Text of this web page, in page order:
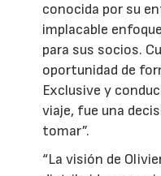
conocida por su
implacable
para sus socios.
oportunidad de
Exclusive y
viaje, fue una
tomar”.
“La visión de